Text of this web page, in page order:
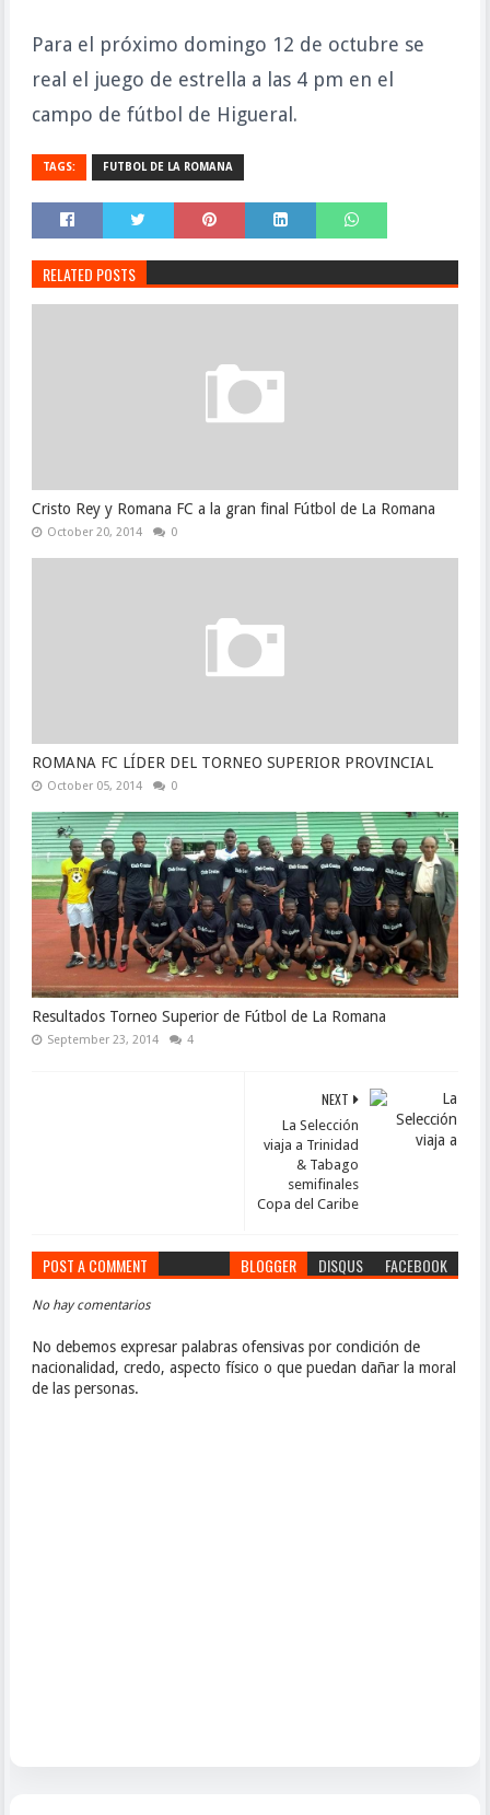
Para el próximo domingo 12 de octubre se
real el juego de estrella a las 4 pm en el
campo de fútbol de Higueral.
TAGS: FUTBOL DE LA ROMANA
RELATED POSTS
Cristo Rey y Romana FC a la gran final Fútbol de La Romana
October 20, 2014 0
ROMANA FC LÍDER DEL TORNEO SUPERIOR PROVINCIAL
October 05, 2014 0
Resultados Torneo Superior de Fútbol de La Romana
September 23, 2014 4
NEXT
La Selección
viaja a Trinidad
& Tabago
semifinales
Copa del Caribe
POST A COMMENT BLOGGER DISQUS FACEBOOK
No hay comentarios
No debemos expresar palabras ofensivas por condición de
nacionalidad, credo, aspecto físico o que puedan dañar la moral
de las personas.